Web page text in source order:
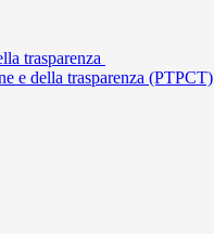
trasparenza
e della trasparenza (PTPCT)